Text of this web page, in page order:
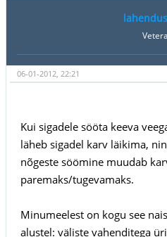
06-01-2012, 22:21
Kui sigadele sööta keeva
läheb sigadel karv läikima,
nõgeste söömine muudab
paremaks/tugevamaks.
Minumeelest on kogu see
alustel: väliste vahenditega